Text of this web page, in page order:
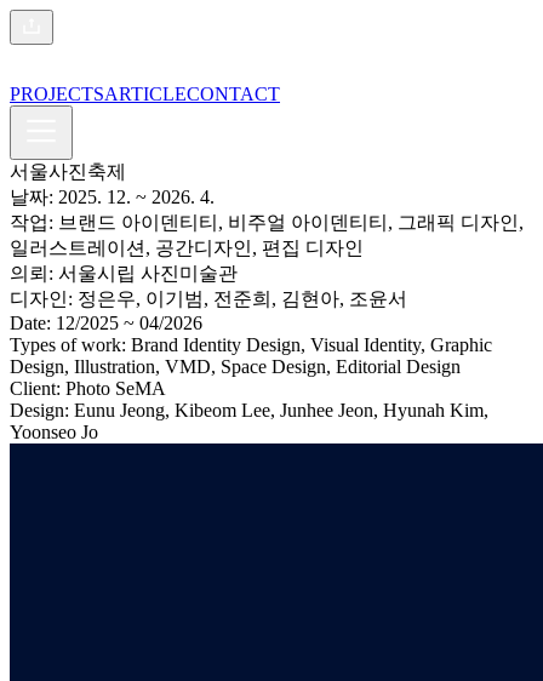
PROJECTSARTICLECONTACT
서울사진축제
날짜: 2025. 12. ~ 2026. 4.
작업: 브랜드 아이덴티티, 비주얼 아이덴티티, 그래픽 디자인,
일러스트레이션, 공간디자인, 편집 디자인
의뢰: 서울시립 사진미술관
디자인: 정은우, 이기범, 전준희, 김현아, 조윤서
Date: 12/2025 ~ 04/2026
Types of work: Brand Identity Design, Visual Identity, Graphic
Design, Illustration, VMD, Space Design, Editorial Design
Client: Photo SeMA
Design: Eunu Jeong, Kibeom Lee, Junhee Jeon, Hyunah Kim,
Yoonseo Jo